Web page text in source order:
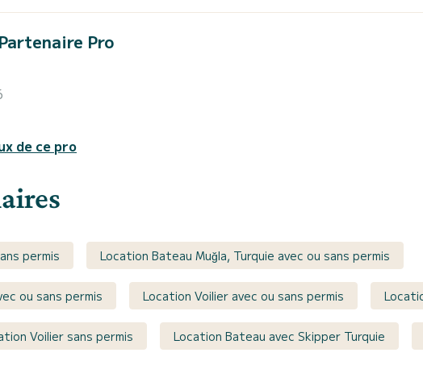
Pro
de ce pro
permis Location Bateau Muğla, Turquie avec ou sans permis
ou sans permis Location Voilier avec ou sans permis
Voilier sans permis Location Bateau avec Skipper Turquie